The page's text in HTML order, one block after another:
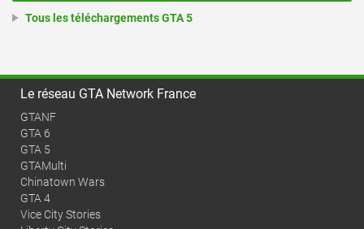
Tous les téléchargements GTA 5
Le réseau GTA Network France
GTANF
GTA 6
GTA 5
GTAMulti
Chinatown Wars
GTA 4
Vice City Stories